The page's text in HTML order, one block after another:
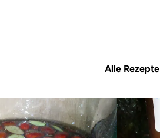
Alle Rezepte